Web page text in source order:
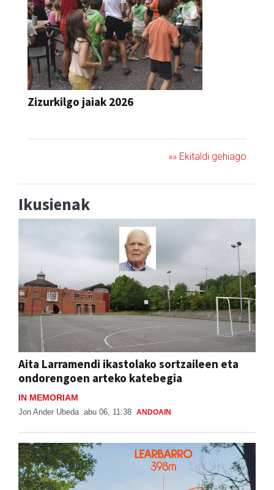
Zizurkilgo jaiak 2026
»» Ekitaldi gehiago
Ikusienak
Aita Larramendi ikastolako sortzaileen eta
ondorengoen arteko katebegia
IN MEMORIAM
Jon Ander Ubeda abu 06, 11:38 ANDOAIN